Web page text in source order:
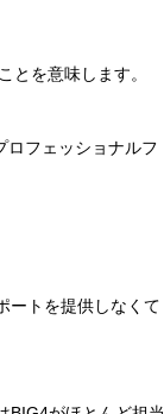
とを意味します。
ロフェッショナルフ
ートを提供しなくて